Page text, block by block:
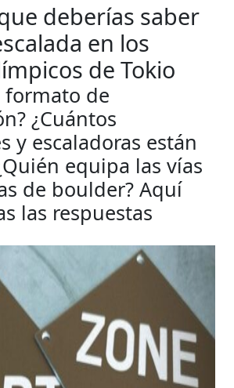
deberías saber
en los
de Tokio
formato de
¿Cuántos
y escaladoras están
equipa las vías
de boulder? Aquí
las respuestas